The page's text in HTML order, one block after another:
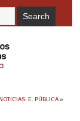
E. PÚBLICA»